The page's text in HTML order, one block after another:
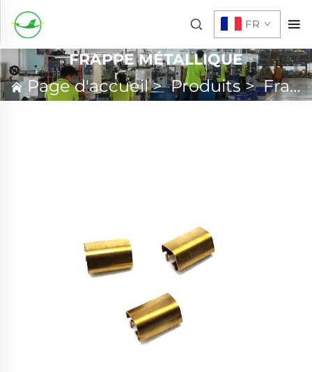
FR
FRAPPE MÉTALLIQUE
Page d'accueil>Produits>Frappe Métallique